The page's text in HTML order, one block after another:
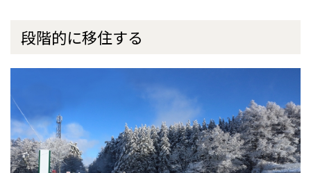
段階的に移住する